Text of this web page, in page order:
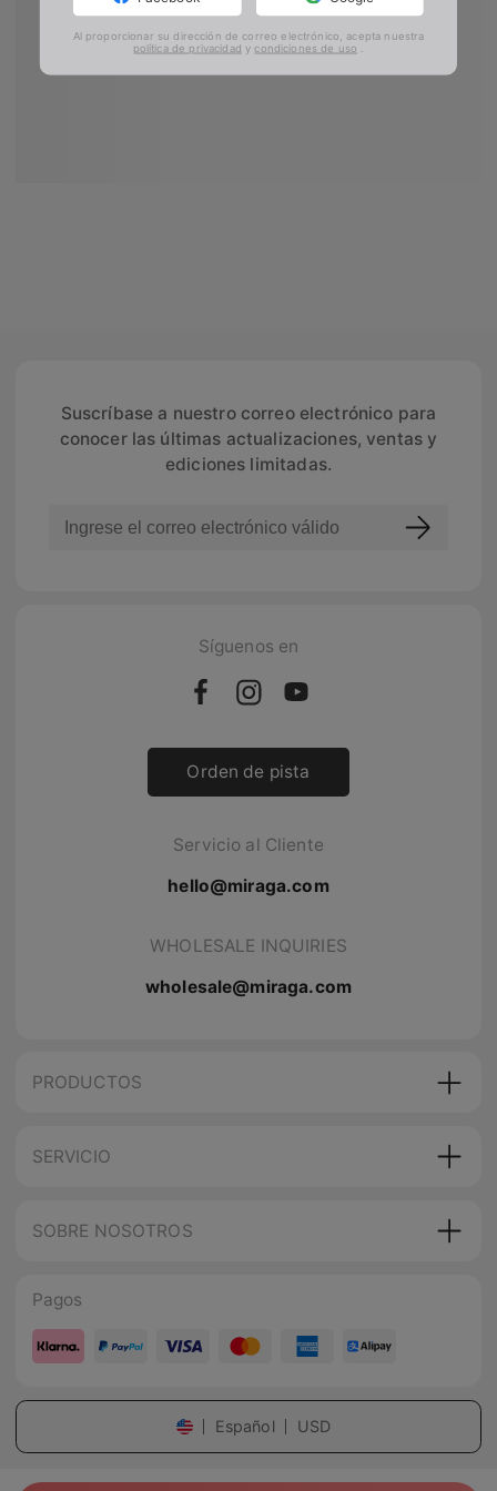
Suscríbase a nuestro correo electrónico para
conocer las últimas actualizaciones, ventas y
ediciones limitadas.
Síguenos en
Orden de pista
Servicio al Cliente
hello@miraga.com
WHOLESALE INQUIRIES
wholesale@miraga.com
PRODUCTOS
SERVICIO
SOBRE NOSOTROS
Pagos
Español USD
Al proporcionar su dirección de correo electrónico, acepta nuestra
política de privacidad ycondiciones de uso